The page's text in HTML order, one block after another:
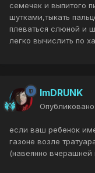
семечек и выпитого
шутками,тыкать
плеваться слюной и
легко вычислить по
ImDRUNK
Опубликовано:
если ваш ребенок
газоне возле
(навеянно